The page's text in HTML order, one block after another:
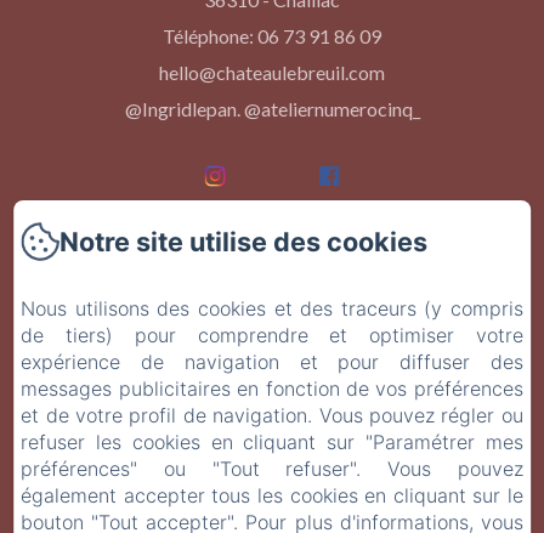
Téléphone: 06 73 91 86 09
hello@chateaulebreuil.com
@Ingridlepan. @ateliernumerocinq_
Accueil
Les chambres
Événements
À Table
Contact
Notre site utilise des cookies
Nous utilisons des cookies et des traceurs (y compris
de tiers) pour comprendre et optimiser votre
expérience de navigation et pour diffuser des
messages publicitaires en fonction de vos préférences
et de votre profil de navigation. Vous pouvez régler ou
refuser les cookies en cliquant sur "Paramétrer mes
préférences" ou "Tout refuser". Vous pouvez
également accepter tous les cookies en cliquant sur le
bouton "Tout accepter". Pour plus d'informations, vous